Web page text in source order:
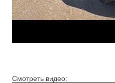
Смотреть видео: